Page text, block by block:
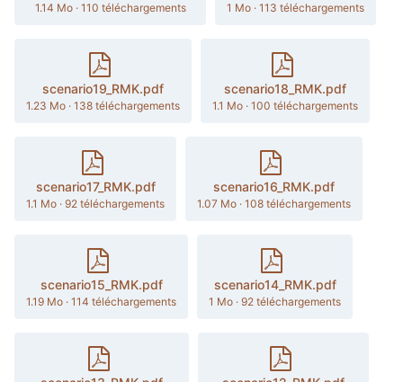
1.14 Mo· 110 téléchargements 1 Mo · 113 téléchargements
scenario19_RMK.pdf
1.23 Mo · 138 téléchargements
scenario18_RMK.pdf
1.1 Mo · 100 téléchargements
scenario17_RMK.pdf
1.1 Mo · 92 téléchargements
scenario16_RMK.pdf
1.07 Mo · 108 téléchargements
scenario15_RMK.pdf
1.19 Mo · 114 téléchargements
scenario14_RMK.pdf
1 Mo · 92 téléchargements